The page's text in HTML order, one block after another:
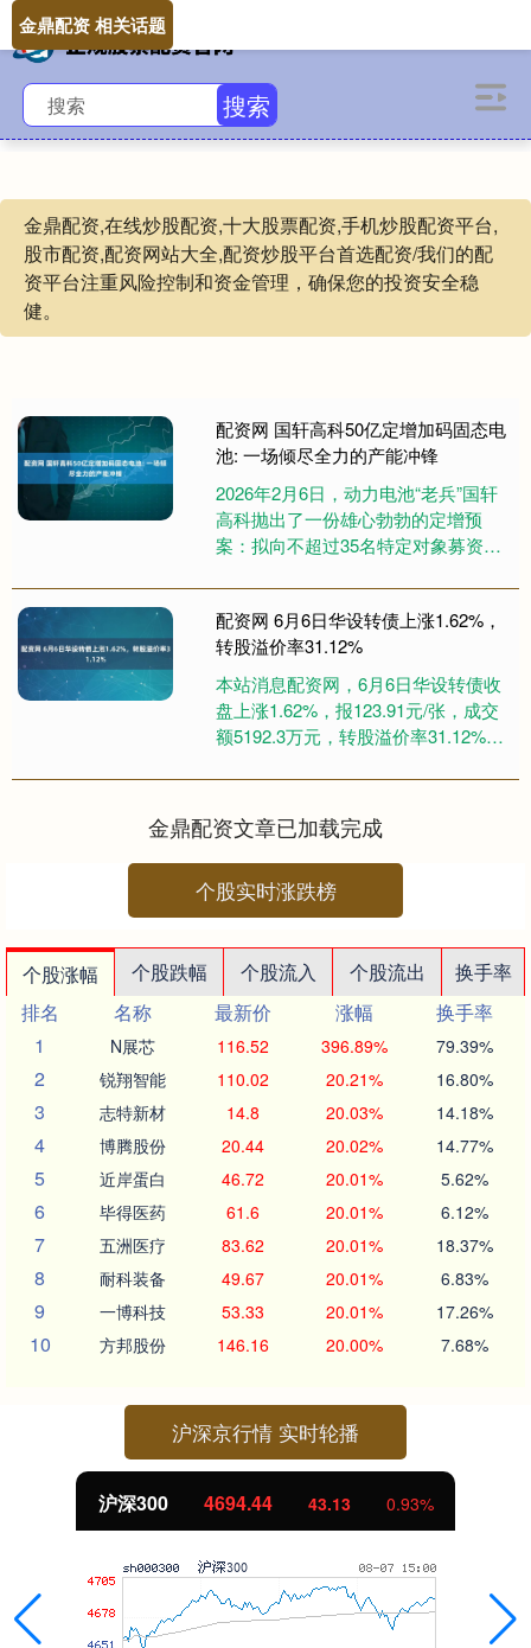
搜索
金鼎配资,在线炒股配资,十大股票配资,手机炒股配资平台,
股市配资,配资网站大全,配资炒股平台首选配资/我们的配
资平台注重风险控制和资金管理，确保您的投资安全稳
健。
金鼎配资 相关话题
配资网 国轩高科50亿定增加码固态电
池: 一场倾尽全力的产能冲锋
2026年2月6日，动力电池“老兵”国轩
高科抛出了一份雄心勃勃的定增预
案：拟向不超过35名特定对象募资不
60GWh的电池产能项目及....
配资网 6月6日华设转债上涨1.62%，
转股溢价率31.12%
本站消息配资网，6月6日华设转债收
盘上涨1.62%，报123.91元/张，成交
额5192.3万元，转股溢价率31.12%。
为“AA”....
金鼎配资文章已加载完成
个股实时涨跌榜
个股涨幅 个股跌幅 个股流入 个股流出
换手率
排名
名称 最新价 涨幅
换手率
1
N展芯 116.52 396.89% 79.39%
2 锐翔智能 110.02 20.21% 16.80%
3 志特新材 14.8 20.03% 14.18%
4 博腾股份 20.44 20.02% 14.77%
5 近岸蛋白 46.72 20.01% 5.62%
6 毕得医药 61.6 20.01% 6.12%
7 五洲医疗 83.62 20.01% 18.37%
8 耐科装备 49.67 20.01% 6.83%
9 一博科技 53.33 20.01% 17.26%
10 方邦股份 146.16 20.00% 7.68%
沪深京行情 实时轮播
沪深300 4694.44 43.13 0.93%